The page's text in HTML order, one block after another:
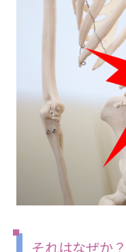
それはなぜか？